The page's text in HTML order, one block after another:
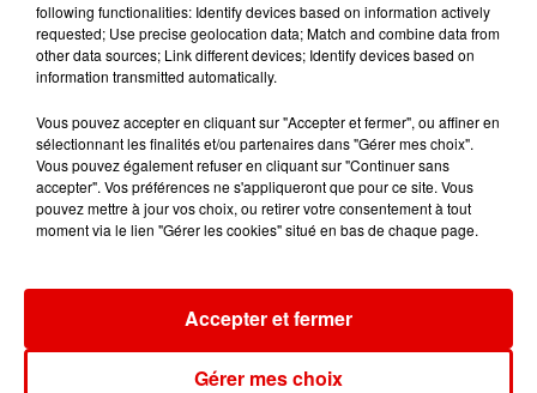
L'ACTU DES ARDENNES
following functionalities: Identify devices based on information actively
requested; Use precise geolocation data; Match and combine data from
other data sources; Link different devices; Identify devices based on
information transmitted automatically.
Vous pouvez accepter en cliquant sur "Accepter et fermer", ou affiner en
sélectionnant les finalités et/ou partenaires dans "Gérer mes choix".
Vous pouvez également refuser en cliquant sur "Continuer sans
accepter". Vos préférences ne s'appliqueront que pour ce site. Vous
pouvez mettre à jour vos choix, ou retirer votre consentement à tout
moment via le lien "Gérer les cookies" situé en bas de chaque page.
Gérer mes choix
Accepter et fermer